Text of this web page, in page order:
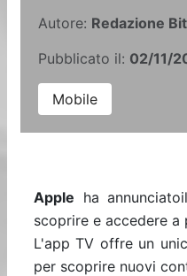
Autore: Redazione
Pubblicato il: 02/11/
Mobile
Apple ha
scoprire e accedere
L'app TV offre un
per scoprire nuovi